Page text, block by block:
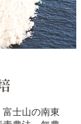
士山の南東